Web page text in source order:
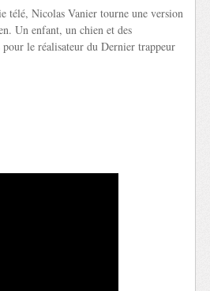
télé, Nicolas Vanier tourne une version
Un enfant, un chien et des
pour le réalisateur du Dernier trappeur